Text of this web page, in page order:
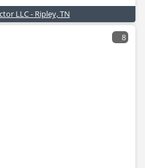
LLC - Ripley, TN
8